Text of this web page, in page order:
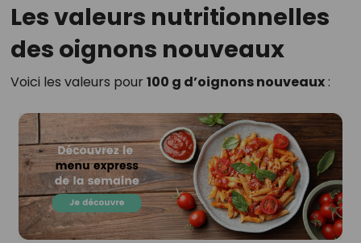
Les valeurs nutritionnelles
des oignons nouveaux
Voici les valeurs pour 100 g d’oignons nouveaux: